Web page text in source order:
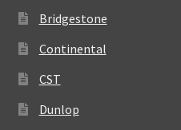
Bridgestone
Continental
CST
Dunlop